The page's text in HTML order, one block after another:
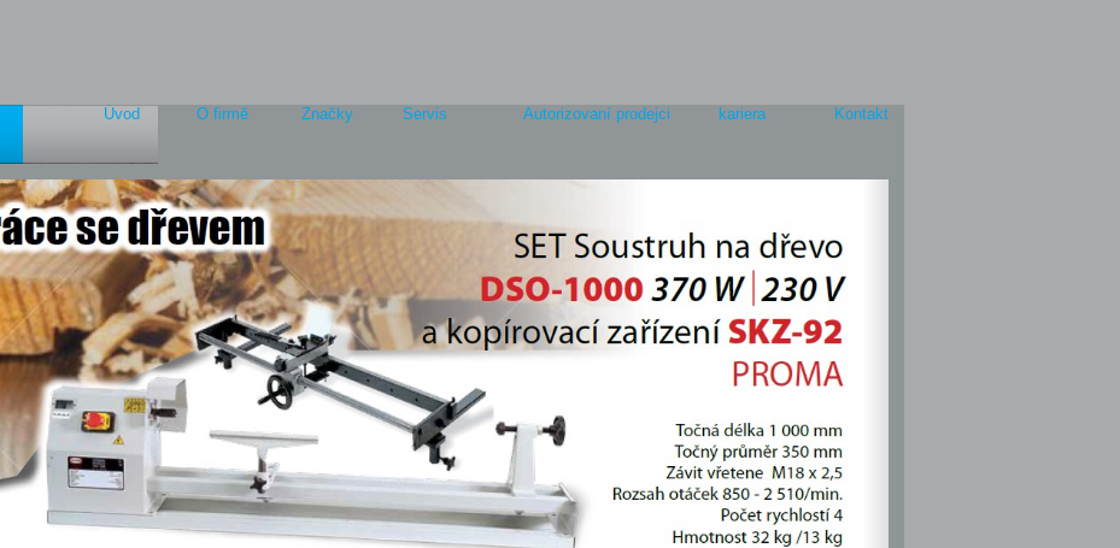
Úvod O firmě Značky Servis Autorizovaní prodejci kariera Kontakt